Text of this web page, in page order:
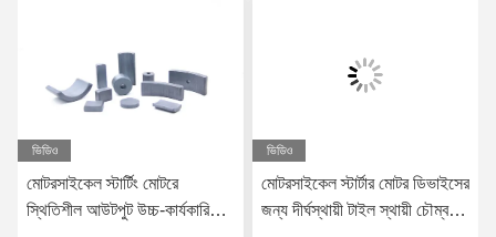
ভিডিও
মোটরসাইকেল স্টার্টিং মোটরে
স্থিতিশীল আউটপুট উচ্চ-কার্যকারিতা
ভিডিও
মোটরসাইকেল স্টার্টার মোটর ডিভাইসের
জন্য দীর্ঘস্থায়ী টাইল স্থায়ী চৌম্বক